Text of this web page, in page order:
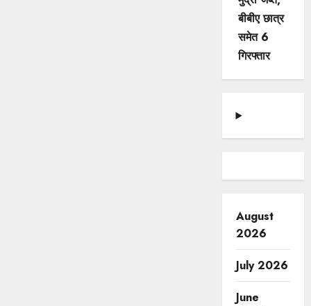
बीबीए छात्र
समेत 6
गिरफ्तार
August
2026
July 2026
June